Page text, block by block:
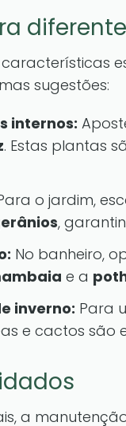
sugestões:
internos:
. Estas plantas
o jardim,
,
No banheiro,
e a
inverno: Para
e cactos são
a